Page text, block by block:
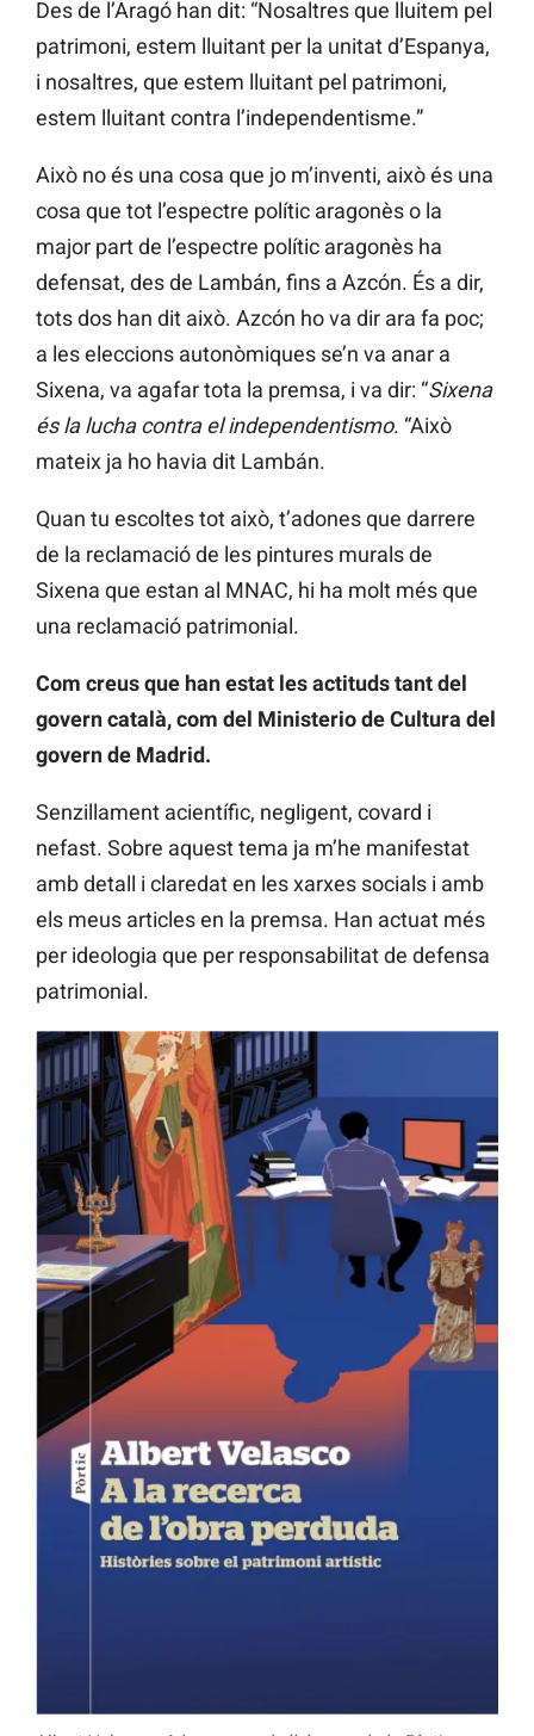
Des de l’Aragó han dit: “Nosaltres que lluitem pel
patrimoni, estem lluitant per la unitat d’Espanya,
i nosaltres, que estem lluitant pel patrimoni,
estem lluitant contra l’independentisme.”
Això no és una cosa que jo m’inventi, això és una
cosa que tot l’espectre polític aragonès o la
major part de l’espectre polític aragonès ha
defensat, des de Lambán, fins a Azcón. És a dir,
tots dos han dit això. Azcón ho va dir ara fa poc;
a les eleccions autonòmiques se’n va anar a
Sixena, va agafar tota la premsa, i va dir: “Sixena
és la lucha contra el independentismo. “Això
mateix ja ho havia dit Lambán.
Quan tu escoltes tot això, t’adones que darrere
de la reclamació de les pintures murals de
Sixena que estan al MNAC, hi ha molt més que
una reclamació patrimonial.
Com creus que han estat les actituds tant del
govern català, com del Ministerio de Cultura del
govern de Madrid.
Senzillament acientífic, negligent, covard i
nefast. Sobre aquest tema ja m’he manifestat
amb detall i claredat en les xarxes socials i amb
els meus articles en la premsa. Han actuat més
per ideologia que per responsabilitat de defensa
patrimonial.